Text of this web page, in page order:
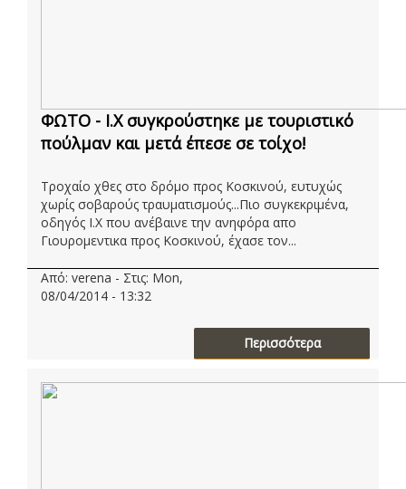
ΦΩΤΟ - Ι.Χ συγκρούστηκε με τουριστικό
πούλμαν και μετά έπεσε σε τοίχο!
Τροχαίο χθες στο δρόμο προς Κοσκινού, ευτυχώς
χωρίς σοβαρούς τραυματισμούς...Πιο συγκεκριμένα,
οδηγός Ι.Χ που ανέβαινε την ανηφόρα απο
Γιουρομεντικα προς Κοσκινού, έχασε τον...
Από: verena - Στις: Mon,
08/04/2014 - 13:32
Περισσότερα